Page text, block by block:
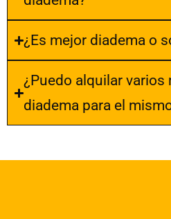
¿Es mejor diadema o
¿Puedo alquilar
diadema para el